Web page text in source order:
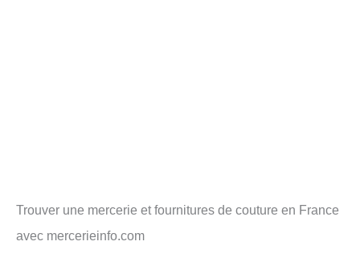
Trouver une mercerie et fournitures de couture en France
avec mercerieinfo.com